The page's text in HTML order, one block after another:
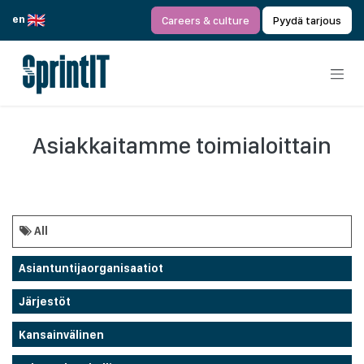
en
Careers & culture Pyydä tarjous
Asiakkaitamme toimialoittain
All
Asiantuntijaorganisaatiot
Järjestöt
Kansainvälinen